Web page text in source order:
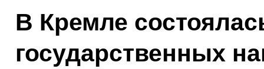
В Кремле
государственных